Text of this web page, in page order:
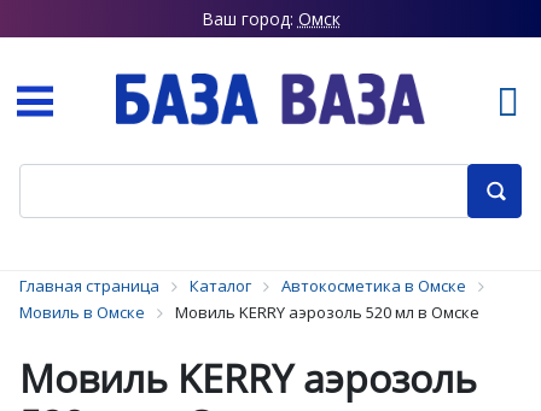
Ваш город: Омск
Главная страница Каталог
Автокосметика в Омске
Мовиль в Омске
Мовиль KERRY аэрозоль 520 мл в Омске
Мовиль KERRY аэрозоль